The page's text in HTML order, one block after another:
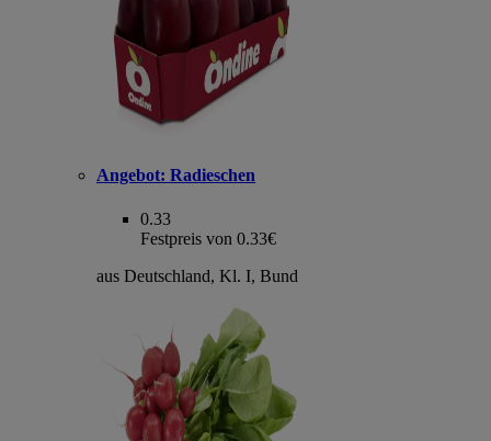
Angebot: Radieschen
0.33
Festpreis von 0.33€
aus Deutschland, Kl. I, Bund